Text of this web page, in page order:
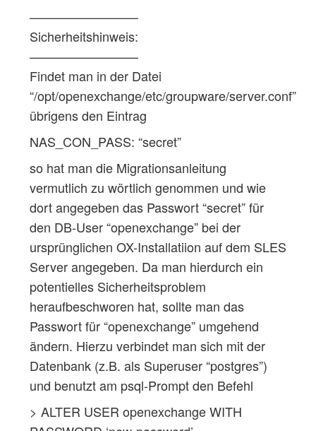
————————–
Sicherheitshinweis:
————————–
Findet man in der Datei
“/opt/openexchange/etc/groupware/server.conf”
übrigens den Eintrag
NAS_CON_PASS: “secret”
so hat man die Migrationsanleitung
vermutlich zu wörtlich genommen und wie
dort angegeben das Passwort “secret” für
den DB-User “openexchange” bei der
ursprünglichen OX-Installatiion auf dem SLES
Server angegeben. Da man hierdurch ein
potentielles Sicherheitsproblem
heraufbeschworen hat, sollte man das
Passwort für “openexchange” umgehend
ändern. Hierzu verbindet man sich mit der
Datenbank (z.B. als Superuser “postgres”)
und benutzt am psql-Prompt den Befehl
> ALTER USER openexchange WITH